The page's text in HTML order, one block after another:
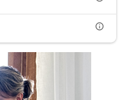
info